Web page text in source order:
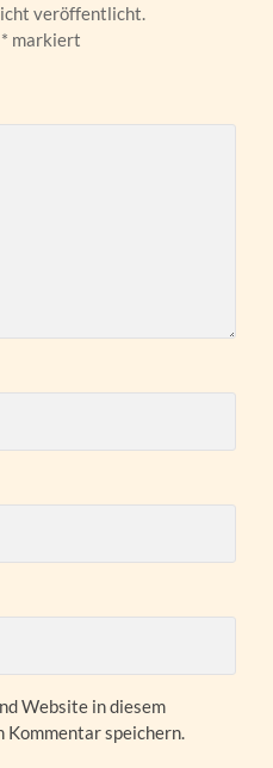
veröffentlicht.
* markiert
Website in diesem
Kommentar speichern.